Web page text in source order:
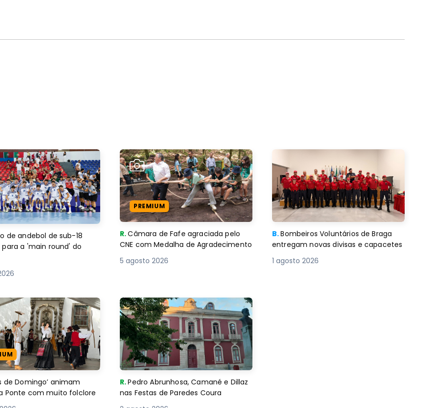
de andebol de sub-18
a 'main round' do
PREMIUM
R.Câmara de Fafe agraciada pelo
CNE com Medalha de Agradecimento
5 agosto 2026
B.Bombeiros Voluntários de Braga
entregam novas divisas e capacetes
1 agosto 2026
de Domingo’ animam
Ponte com muito folclore
R.Pedro Abrunhosa, Camané e Dillaz
nas Festas de Paredes Coura